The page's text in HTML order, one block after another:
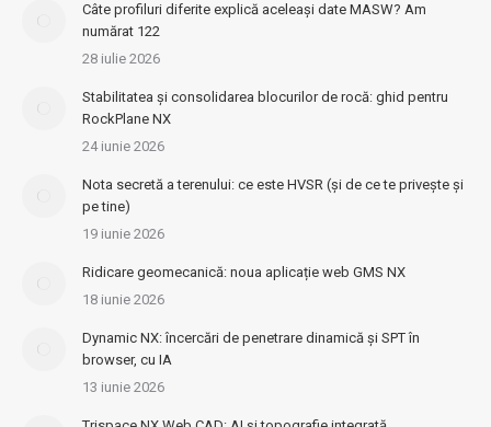
Câte profiluri diferite explică aceleași date MASW? Am
numărat 122
28 iulie 2026
Stabilitatea și consolidarea blocurilor de rocă: ghid pentru
RockPlane NX
24 iunie 2026
Nota secretă a terenului: ce este HVSR (și de ce te privește și
pe tine)
19 iunie 2026
Ridicare geomecanică: noua aplicație web GMS NX
18 iunie 2026
Dynamic NX: încercări de penetrare dinamică și SPT în
browser, cu IA
13 iunie 2026